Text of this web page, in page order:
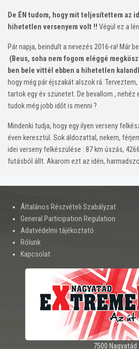
De ÉN tudom, hogy mit teljesítettem az
hihetetlen versenyem volt !! Végül ez a
Pár napja, beindult a nevezés 2016-ra! Már
(Beus, soha nem fogom eléggé
ben bele vittél ebben a hihetetlen
hogy még pár éjszakát alszok rá.
tartok egy év szünetet. De bevallom , nehéz
tudok még jobb időt is menni ?
Mindenki tudja, hogy egy ilyen verseny
éven keresztül. Sok áldozattal, nekem,
idei verseny felkészülése : 87 km úszás,
futásból állt. Akarom ezt az idén,
Általános Részvételi Szabályzat
General Participation Regulation
Adatvédelmi tájékoztató
Rólunk
Kapcsolat
7500 Nagyatád